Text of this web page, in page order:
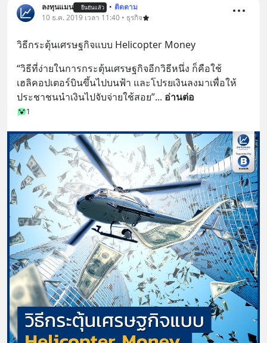
ลงทุนแมน ยืนยันแล้ว • ติดตาม
10 ธ.ค. 2019 เวลา 11:40 • ธุรกิจ
วิธีกระตุ้นเศรษฐกิจแบบ Helicopter Money
“วิธีที่ง่ายในการกระตุ้นเศรษฐกิจอีกวิธีหนึ่ง ก็คือใช้
เฮลิคอปเตอร์บินขึ้นไปบนฟ้า และโปรยเงินลงมาเพื่อให้
ประชาชนนำเงินไปจับจ่ายใช้สอย”... อ่านต่อ
1